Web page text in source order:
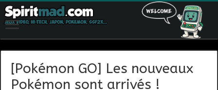
[Pokémon GO] Les nouveaux
Pokémon sont arrivés !